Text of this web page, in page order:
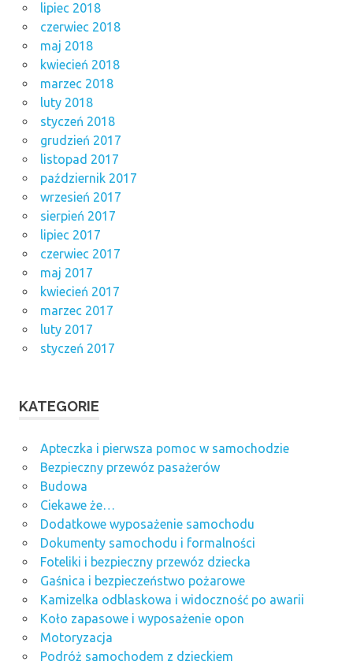
lipiec 2018
czerwiec 2018
maj 2018
kwiecień 2018
marzec 2018
luty 2018
styczeń 2018
grudzień 2017
listopad 2017
październik 2017
wrzesień 2017
sierpień 2017
lipiec 2017
czerwiec 2017
maj 2017
kwiecień 2017
marzec 2017
luty 2017
styczeń 2017
KATEGORIE
Apteczka i pierwsza pomoc w samochodzie
Bezpieczny przewóz pasażerów
Budowa
Ciekawe że…
Dodatkowe wyposażenie samochodu
Dokumenty samochodu i formalności
Foteliki i bezpieczny przewóz dziecka
Gaśnica i bezpieczeństwo pożarowe
Kamizelka odblaskowa i widoczność po awarii
Koło zapasowe i wyposażenie opon
Motoryzacja
Podróż samochodem z dzieckiem